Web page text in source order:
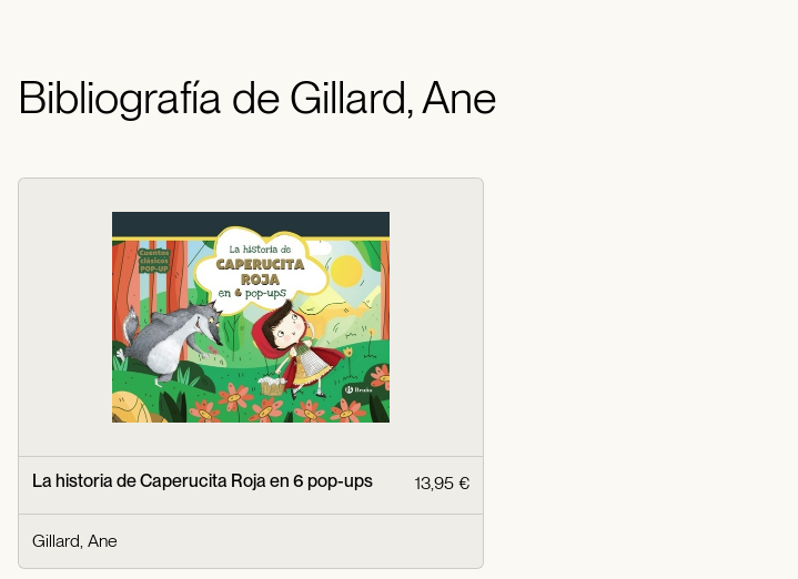
Bibliografía de Gillard, Ane
La historia de Caperucita Roja en 6 pop-ups 13,95 €
Gillard, Ane